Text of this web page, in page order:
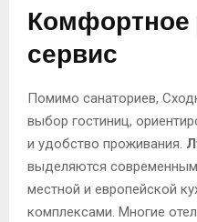
Комфортное
сервис
Помимо санаториев,
выбор гостиниц,
и удобство проживания.
выделяются
местной и европейской
комплексами. Многие